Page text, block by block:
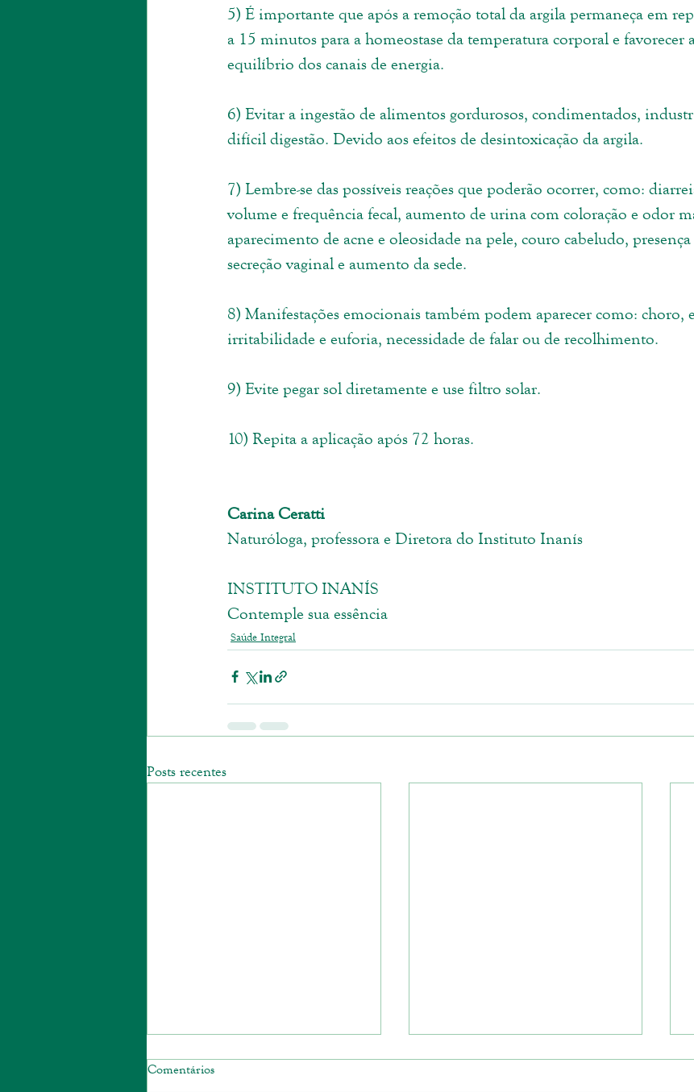
5) É importante que após a remoção total da argila permaneça em
a 15 minutos para a homeostase da temperatura corporal e favorecer
equilíbrio dos canais de energia.
6) Evitar a ingestão de alimentos gordurosos, condimentados,
difícil digestão. Devido aos efeitos de desintoxicação da argila.
7) Lembre-se das possíveis reações que poderão ocorrer, como:
volume e frequência fecal, aumento de urina com coloração e odor
aparecimento de acne e oleosidade na pele, couro cabeludo,
secreção vaginal e aumento da sede.
8) Manifestações emocionais também podem aparecer como: choro,
irritabilidade e euforia, necessidade de falar ou de recolhimento.
9) Evite pegar sol diretamente e use filtro solar.
10) Repita a aplicação após 72 horas.
Carina Ceratti
Naturóloga, professora e Diretora do Instituto Inanís
INSTITUTO INANÍS
Contemple sua essência
Saúde Integral
Posts recentes
Comentários